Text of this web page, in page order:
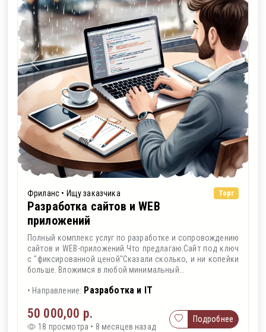
Фриланс • Ищу заказчика
Разработка сайтов и WEB
приложений
Торг
Полный комплекс услуг по разработке и сопровождению
сайтов и WEB-приложений.Что предлагаю:Сайт под ключ
с "фиксированной ценой"Сказали сколько, и ни копейки
больше. Вложимся в любой минимальный...
• Направление: Разработка и IT
50 000,00 р.
18 просмотра • 8 месяцев назад
Подробнее